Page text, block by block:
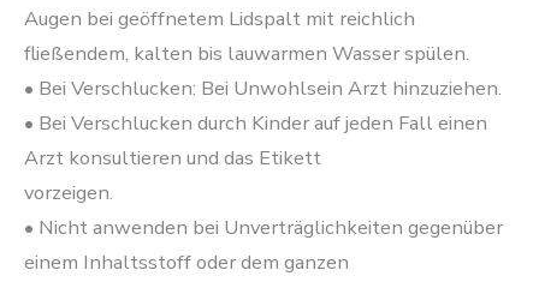
Augen bei geöffnetem Lidspalt mit reichlich
fließendem, kalten bis lauwarmen Wasser spülen.
• Bei Verschlucken: Bei Unwohlsein Arzt hinzuziehen.
• Bei Verschlucken durch Kinder auf jeden Fall einen
Arzt konsultieren und das Etikett
vorzeigen.
• Nicht anwenden bei Unverträglichkeiten gegenüber
einem Inhaltsstoff oder dem ganzen